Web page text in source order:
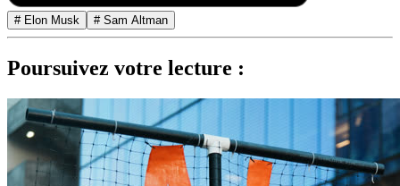
# Elon Musk # Sam Altman
Poursuivez votre lecture :